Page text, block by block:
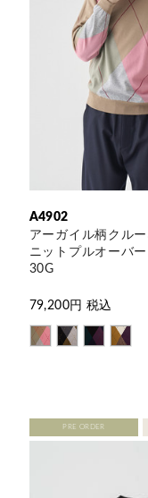
A4902
アーガイル柄クル
ニットプルオーバ
30G
79,200円 税込
PRE ORDER